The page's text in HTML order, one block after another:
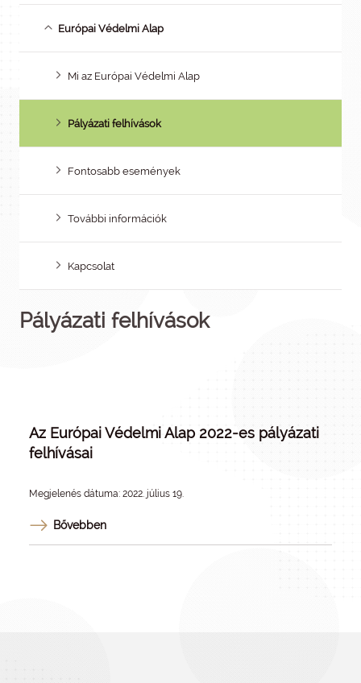
Európai Védelmi Alap
Mi az Európai Védelmi Alap
Pályázati felhívások
Fontosabb események
További információk
Kapcsolat
Pályázati felhívások
Az Európai Védelmi Alap 2022-es pályázati
felhívásai
Megjelenés dátuma: 2022. július 19.
Bővebben